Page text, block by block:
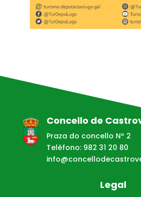
Concello de
Praza do concello Nº 2
Teléfono: 982 31 20 80
Legal